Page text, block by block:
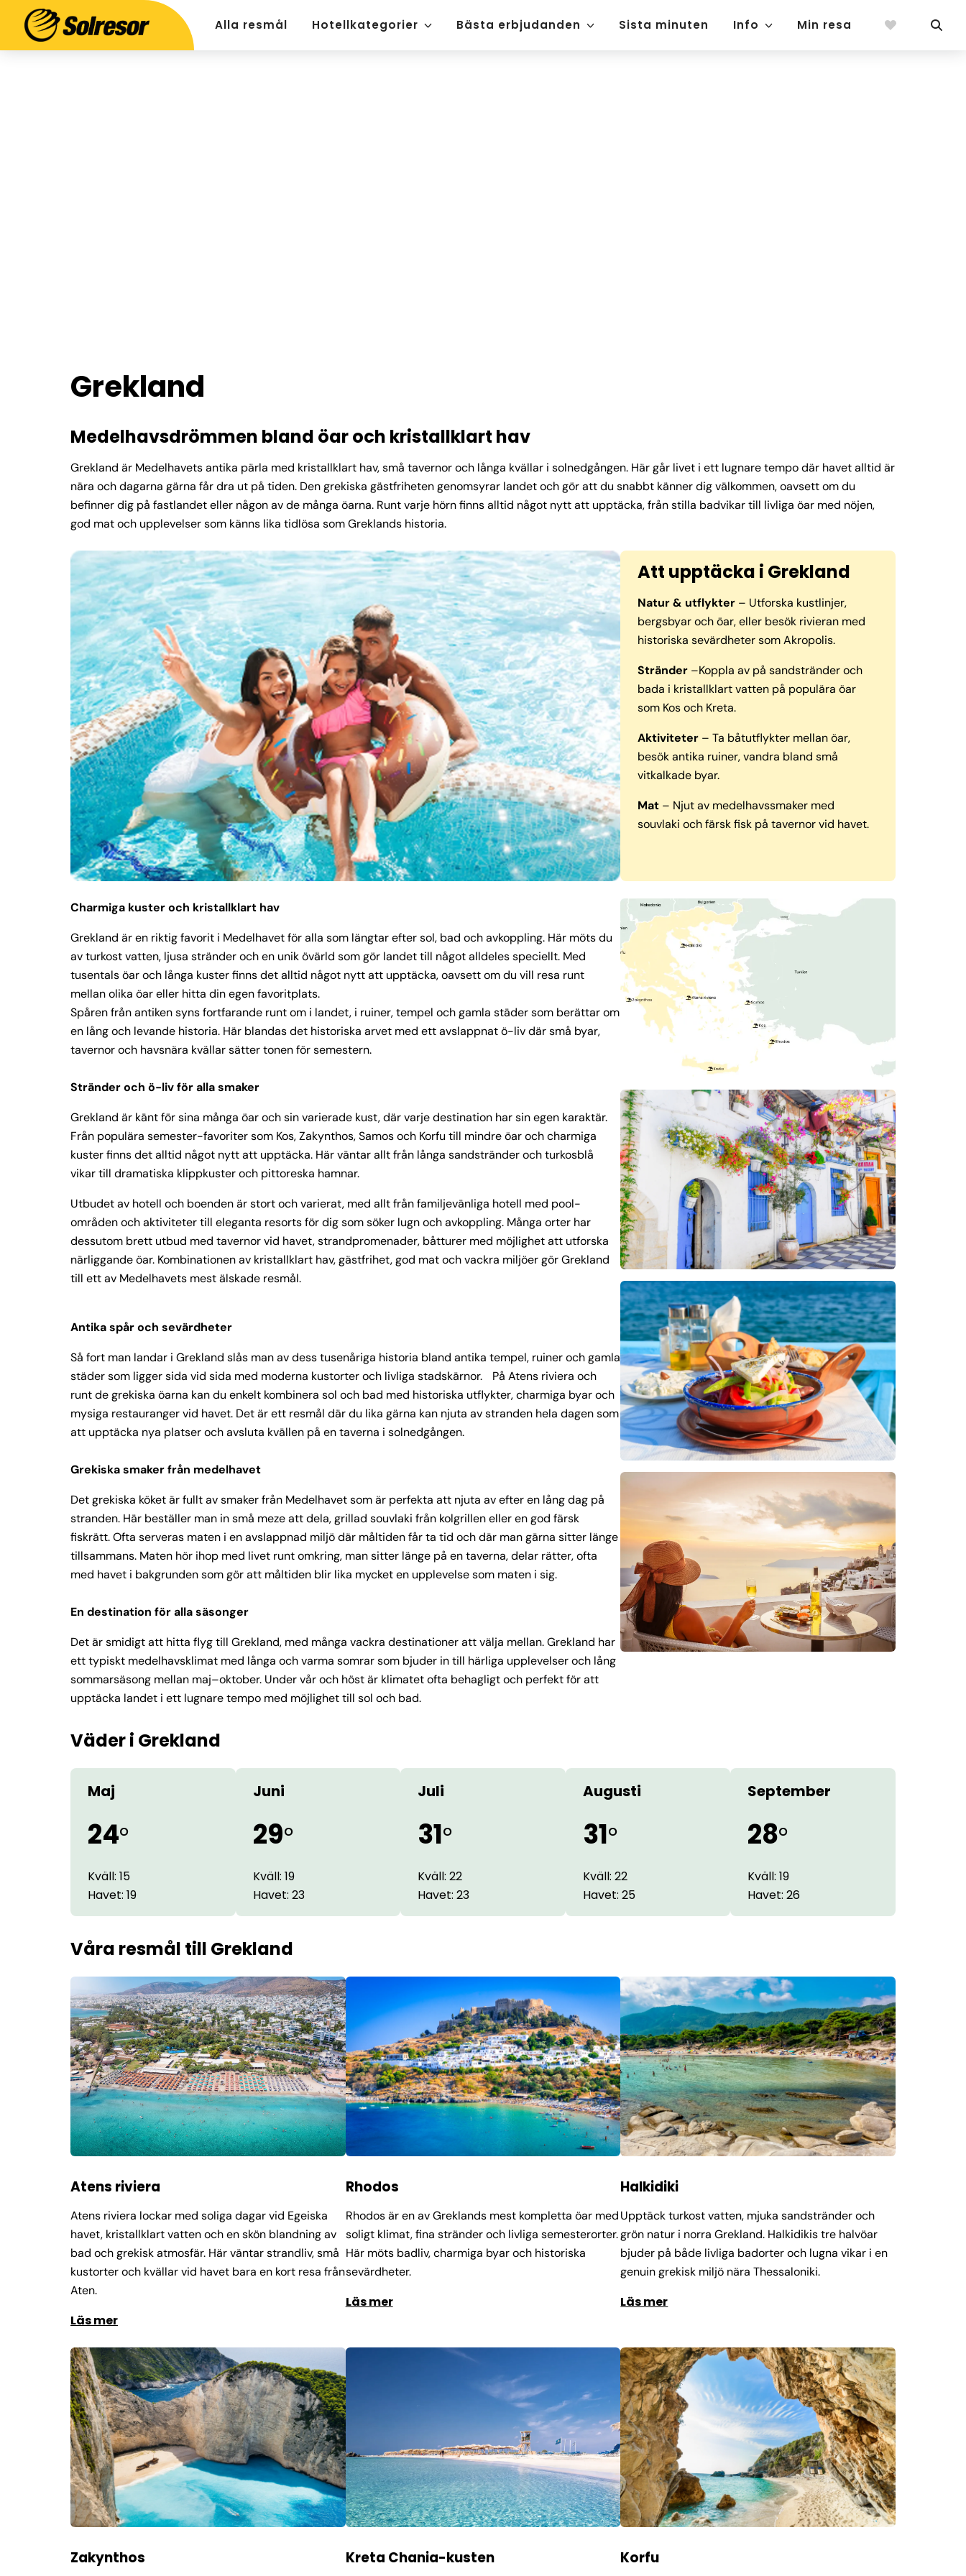
Alla resmål Hotellkategorier Bästa erbjudanden Sista minuten Info Min resa
Grekland
Medelhavsdrömmen bland öar och kristallklart hav
Grekland är Medelhavets antika pärla med kristallklart hav, små tavernor och långa kvällar i solnedgången. Här går livet i ett lugnare tempo där havet alltid är
nära och dagarna gärna får dra ut på tiden. Den grekiska gästfriheten genomsyrar landet och gör att du snabbt känner dig välkommen, oavsett om du
befinner dig på fastlandet eller någon av de många öarna. Runt varje hörn finns alltid något nytt att upptäcka, från stilla badvikar till livliga öar med nöjen,
god mat och upplevelser som känns lika tidlösa som Greklands historia.
Att upptäcka i Grekland
Natur & utflykter – Utforska kustlinjer,
bergsbyar och öar, eller besök rivieran med
historiska sevärdheter som Akropolis.
Stränder –Koppla av på sandstränder och
bada i kristallklart vatten på populära öar
som Kos och Kreta.
Aktiviteter – Ta båtutflykter mellan öar,
besök antika ruiner, vandra bland små
vitkalkade byar.
Mat – Njut av medelhavssmaker med
souvlaki och färsk fisk på tavernor vid havet.
Charmiga kuster och kristallklart hav
Grekland är en riktig favorit i Medelhavet för alla som längtar efter sol, bad och avkoppling. Här möts du
av turkost vatten, ljusa stränder och en unik övärld som gör landet till något alldeles speciellt. Med
tusentals öar och långa kuster finns det alltid något nytt att upptäcka, oavsett om du vill resa runt
mellan olika öar eller hitta din egen favoritplats.
Spåren från antiken syns fortfarande runt om i landet, i ruiner, tempel och gamla städer som berättar om
en lång och levande historia. Här blandas det historiska arvet med ett avslappnat ö-liv där små byar,
tavernor och havsnära kvällar sätter tonen för semestern.
Stränder och ö-liv för alla smaker
Grekland är känt för sina många öar och sin varierade kust, där varje destination har sin egen karaktär.
Från populära semester-favoriter som Kos, Zakynthos, Samos och Korfu till mindre öar och charmiga
kuster finns det alltid något nytt att upptäcka. Här väntar allt från långa sandstränder och turkosblå
vikar till dramatiska klippkuster och pittoreska hamnar.
Utbudet av hotell och boenden är stort och varierat, med allt från familjevänliga hotell med pool-
områden och aktiviteter till eleganta resorts för dig som söker lugn och avkoppling. Många orter har
dessutom brett utbud med tavernor vid havet, strandpromenader, båtturer med möjlighet att utforska
närliggande öar. Kombinationen av kristallklart hav, gästfrihet, god mat och vackra miljöer gör Grekland
till ett av Medelhavets mest älskade resmål.
Antika spår och sevärdheter
Så fort man landar i Grekland slås man av dess tusenåriga historia bland antika tempel, ruiner och gamla
städer som ligger sida vid sida med moderna kustorter och livliga stadskärnor. På Atens riviera och
runt de grekiska öarna kan du enkelt kombinera sol och bad med historiska utflykter, charmiga byar och
mysiga restauranger vid havet. Det är ett resmål där du lika gärna kan njuta av stranden hela dagen som
att upptäcka nya platser och avsluta kvällen på en taverna i solnedgången.
Grekiska smaker från medelhavet
Det grekiska köket är fullt av smaker från Medelhavet som är perfekta att njuta av efter en lång dag på
stranden. Här beställer man in små meze att dela, grillad souvlaki från kolgrillen eller en god färsk
fiskrätt. Ofta serveras maten i en avslappnad miljö där måltiden får ta tid och där man gärna sitter länge
tillsammans. Maten hör ihop med livet runt omkring, man sitter länge på en taverna, delar rätter, ofta
med havet i bakgrunden som gör att måltiden blir lika mycket en upplevelse som maten i sig.
En destination för alla säsonger
Det är smidigt att hitta flyg till Grekland, med många vackra destinationer att välja mellan. Grekland har
ett typiskt medelhavsklimat med långa och varma somrar som bjuder in till härliga upplevelser och lång
sommarsäsong mellan maj–oktober. Under vår och höst är klimatet ofta behagligt och perfekt för att
upptäcka landet i ett lugnare tempo med möjlighet till sol och bad.
Väder i Grekland
Maj
24°
Kväll: 15
Havet: 19
Juni
29°
Kväll: 19
Havet: 23
Juli
31°
Kväll: 22
Havet: 23
Augusti
31°
Kväll: 22
Havet: 25
September
28°
Kväll: 19
Havet: 26
Våra resmål till Grekland
Atens riviera
Atens riviera lockar med soliga dagar vid Egeiska
havet, kristallklart vatten och en skön blandning av
bad och grekisk atmosfär. Här väntar strandliv, små
kustorter och kvällar vid havet bara en kort resa från
Aten.
Läs mer
Rhodos
Rhodos är en av Greklands mest kompletta öar med
soligt klimat, fina stränder och livliga semesterorter.
Här möts badliv, charmiga byar och historiska
sevärdheter.
Läs mer
Halkidiki
Upptäck turkost vatten, mjuka sandstränder och
grön natur i norra Grekland. Halkidikis tre halvöar
bjuder på både livliga badorter och lugna vikar i en
genuin grekisk miljö nära Thessaloniki.
Läs mer
Zakynthos Kreta Chania-kusten Korfu